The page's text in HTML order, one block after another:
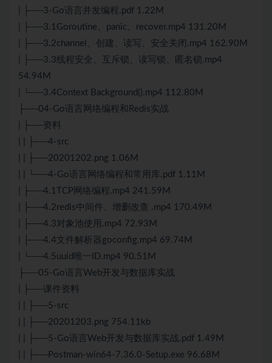
| ├──3-Go语言并发编程.pdf 1.22M
| ├──3.1Goroutine、panic、recover.mp4 131.20M
| ├──3.2channel、创建、读写、安全关闭.mp4 162.90M
| ├──3.3线程安全、互斥锁、读写锁、匿名锁.mp4
54.94M
| └──3.4Context Background().mp4 112.80M
├──04-Go语言网络编程和Redis实战
| ├──资料
| | ├──4-src
| | ├──20201202.png 1.06M
| | └──4-Go语言网络编程和常用库.pdf 1.11M
| ├──4.1TCP网络编程.mp4 241.59M
| ├──4.2redis中间件、增删改查 .mp4 170.49M
| ├──4.3对象池使用.mp4 72.93M
| ├──4.4文件解析器goconfig.mp4 69.74M
| └──4.5uuid唯一ID.mp4 90.51M
├──05-Go语言Web开发与数据库实战
| ├──课件资料
| | ├──5-src
| | ├──20201203.png 754.11kb
| | ├──5-Go语言Web开发与数据库实战.pdf 1.49M
| | ├──Postman-win64-7.36.0-Setup.exe 96.68M